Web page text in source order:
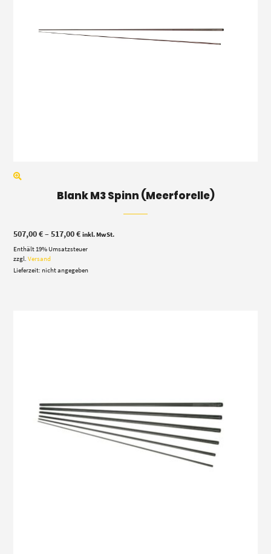
Blank M3 Spinn (Meerforelle)
507,00€–517,00€Preisspanne:
bis
inkl. MwSt.
Enthält 19% Umsatzsteuer
zzgl.Versand
Lieferzeit: nicht angegeben